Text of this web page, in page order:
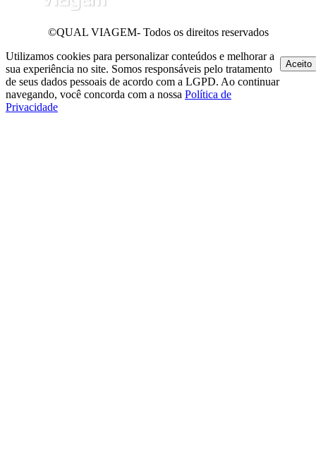
©QUAL VIAGEM- Todos os direitos reservados
Utilizamos cookies para personalizar conteúdos e melhorar a
sua experiência no site. Somos responsáveis pelo tratamento
de seus dados pessoais de acordo com a LGPD. Ao continuar
navegando, você concorda com a nossa Política de
Privacidade
Aceito